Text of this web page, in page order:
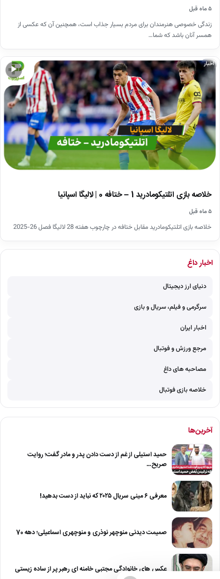
۵ ماه قبل
زندگی خصوصی هنرمندان برای مردم بسیار جذاب است، همچنین آن که عکسی از
همسر آنان باشد که شما…
▶
اخبار
خلاصه بازی اتلتیکومادرید 1 – ختافه 0 | لالیگا اسپانیا
۵ ماه قبل
خلاصه بازی اتلتیکومادرید مقابل ختافه در چارچوب هفته 28 لالیگا فصل 26-2025
اخبار داغ
دنیای ارز دیجیتال
سرگرمی و فیلم، سریال و بازی
اخبار ایران
مرجع ورزش و فوتبال
مصاحبه های داغ
خلاصه بازی فوتبال
آخرین‌ها
حمید استیلی از غم از دست دادن پدر و مادر گفت؛ روایت
صریح…
معرفی ۶ مینی سریال ۲۰۲۵ که نباید از دست بدهید!
صمیمت دیدنی منوچهر نوذری و منوچهری اسماعیلی؛ دهه 70
عکس های خانوادگی مجتبی خامنه ای رهبر پر از ساده زیستی